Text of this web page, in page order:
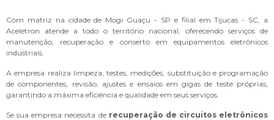
Com matriz na cidade de Mogi Guaçu - SP e filial em Tijucas - SC, a
Aceletron atende a todo o território nacional, oferecendo serviços de
manutenção, recuperação e conserto em equipamentos eletrônicos
industriais.
A empresa realiza limpeza, testes, medições, substituição e programação
de componentes, revisão, ajustes e ensaios em gigas de teste próprias,
garantindo a máxima eficiência e qualidade em seus serviços.
Se sua empresa necessita de recuperação de circuitos eletrônicos